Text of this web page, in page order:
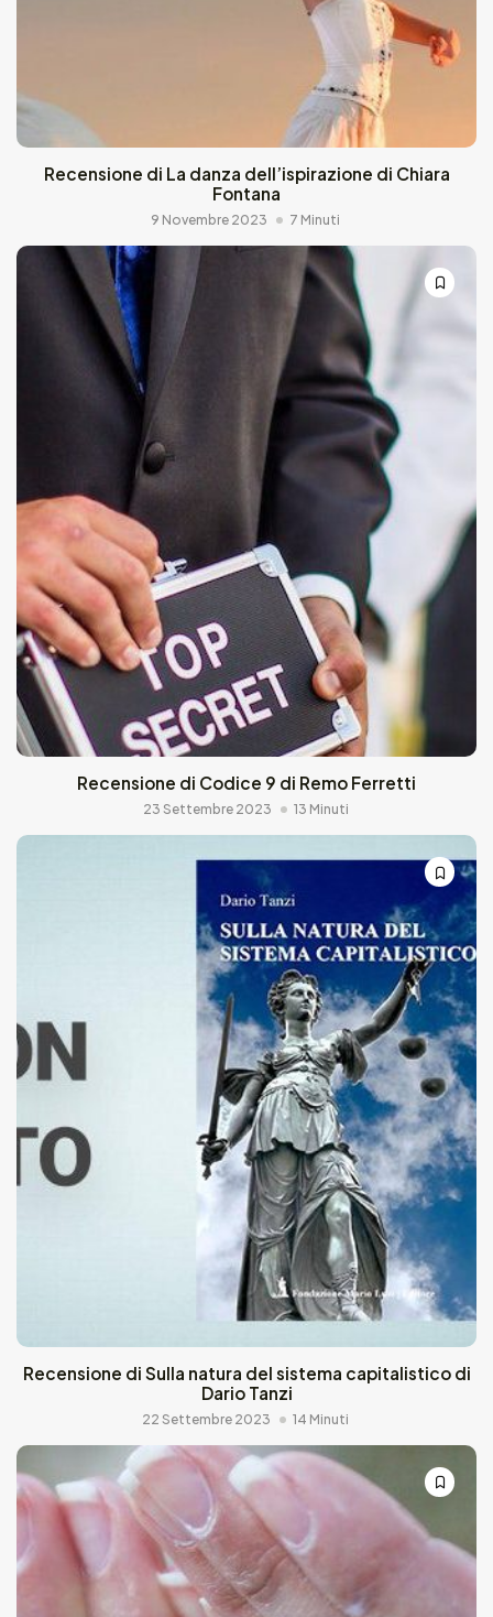
Recensione di La danza dell’ispirazione di Chiara
Fontana
9 Novembre 2023 7 Minuti
Recensione di Codice 9 di Remo Ferretti
23 Settembre 2023 13 Minuti
Recensione di Sulla natura del sistema capitalistico di
Dario Tanzi
22 Settembre 2023 14 Minuti